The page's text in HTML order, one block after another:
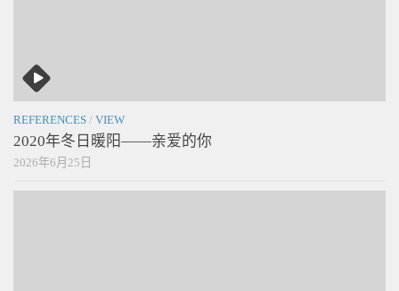
REFERENCES / VIEW
2020年冬日暖阳——亲爱的你
2026年6月25日